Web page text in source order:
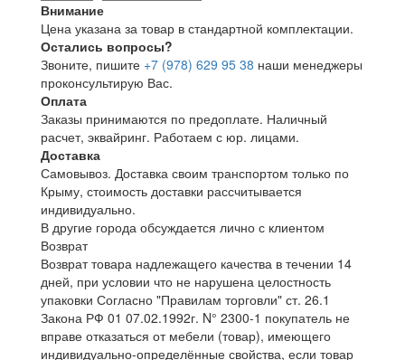
Внимание
Цена указана за товар в стандартной комплектации.
Остались вопросы?
Звоните, пишите +7 (978) 629 95 38 наши менеджеры
проконсультирую Вас.
Оплата
Заказы принимаются по предоплате. Наличный
расчет, эквайринг. Работаем с юр. лицами.
Доставка
Самовывоз. Доставка своим транспортом только по
Крыму, стоимость доставки рассчитывается
индивидуально.
В другие города обсуждается лично с клиентом
Возврат
Возврат товара надлежащего качества в течении 14
дней, при условии что не нарушена целостность
упаковки Согласно "Правилам торговли" ст. 26.1
Закона РФ 01 07.02.1992г. N° 2300-1 покупатель не
вправе отказаться от мебели (товар), имеющего
индивидуально-определённые свойства, если товар